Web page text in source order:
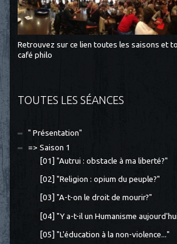
Retrouvez sur ce lien toutes les saisons et
café philo
TOUTES LES SÉANCES
" Présentation"
=> Saison 1
[01] "Autrui : obstacle à ma liberté?"
[02] "Religion : opium du peuple?"
[03] "A-t-on le droit de mourir?"
[04] "Y a-t-il un Humanisme
[05] "L'éducation à la non-violence..."